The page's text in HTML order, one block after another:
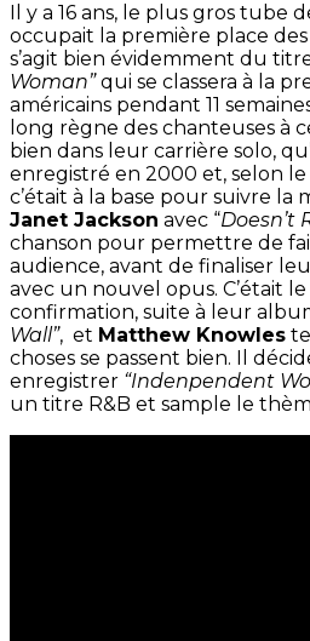
Il y a 16 ans, le plus gros tube
occupait la première place des
s’agit bien évidemment du
Woman”qui se classera à la
américains pendant 11
long règne des chanteuses à
bien dans leur carrière solo,
enregistré en 2000 et, selon le
c’était à la base pour suivre la
Janet Jackson avec “Doesn’t
chanson pour permettre de
audience, avant de finaliser
avec un nouvel opus. C’était
confirmation, suite à leur
Wall”, et Matthew Knowles
choses se passent bien. Il
enregistrer “Indenpendent
un titre R&B et sample le